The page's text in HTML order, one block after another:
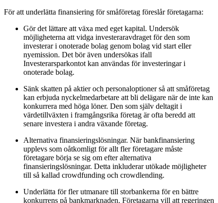
För att underlätta finansiering för småföretag föreslår företagarna:
Gör det lättare att växa med eget kapital. Undersök
möjligheterna att vidga investeraravdraget för den som
investerar i onoterade bolag genom bolag vid start eller
nyemission. Det bör även undersökas ifall
Investerarsparkontot kan användas för investeringar i
onoterade bolag.
Sänk skatten på aktier och personaloptioner så att småföretag
kan erbjuda nyckelmedarbetare att bli delägare när de inte kan
konkurrera med höga löner. Den som själv deltagit i
värdetillväxten i framgångsrika företag är ofta beredd att
senare investera i andra växande företag.
Alternativa finansieringslösningar. När bankfinansiering
upplevs som oåtkomligt för allt fler företagare måste
företagare börja se sig om efter alternativa
finansieringslösningar. Detta inkluderar utökade möjligheter
till så kallad crowdfunding och crowdlending.
Underlätta för fler utmanare till storbankerna för en bättre
konkurrens på bankmarknaden. Företagarna vill att regeringen